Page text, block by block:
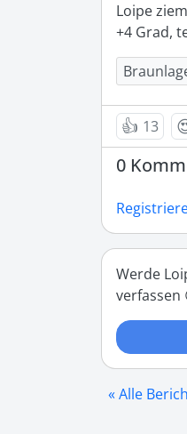
Loipe
+4 Grad,
👍 13
0
Werde
verfassen
« Alle